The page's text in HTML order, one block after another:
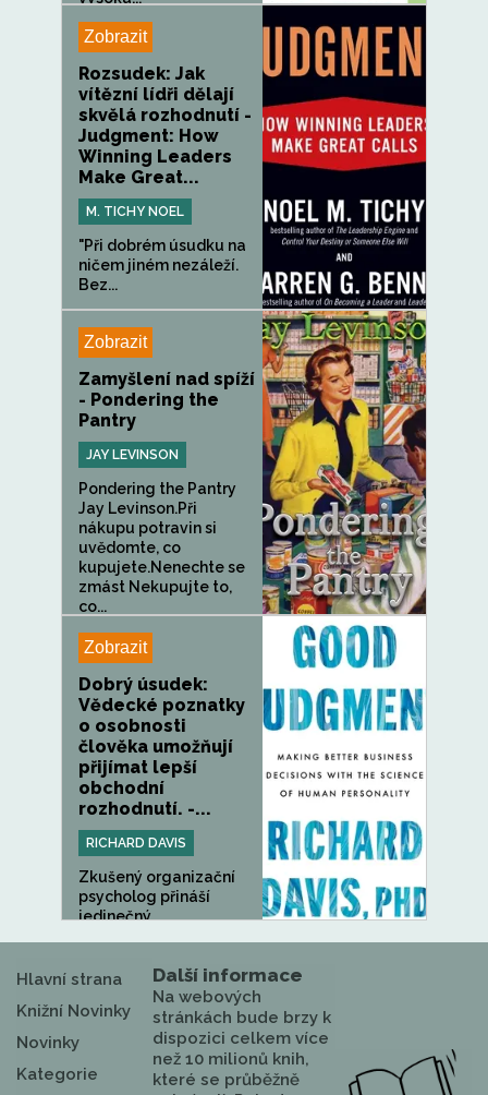
Zobrazit
Rozsudek: Jak
vítězní lídři dělají
skvělá rozhodnutí -
Judgment: How
Winning Leaders
Make Great...
M. TICHY NOEL
"Při dobrém úsudku na
ničem jiném nezáleží.
Bez...
Zobrazit
Zamyšlení nad spíží
- Pondering the
Pantry
JAY LEVINSON
Pondering the Pantry
Jay Levinson.Při
nákupu potravin si
uvědomte, co
kupujete.Nenechte se
zmást Nekupujte to,
co...
Zobrazit
Dobrý úsudek:
Vědecké poznatky
o osobnosti
člověka umožňují
přijímat lepší
obchodní
rozhodnutí. -...
RICHARD DAVIS
Zkušený organizační
psycholog přináší
jedinečný...
Hlavní strana
Knižní Novinky
Novinky
Kategorie
Další informace
Na webových
stránkách bude brzy k
dispozici celkem více
než 10 milionů knih,
které se průběžně